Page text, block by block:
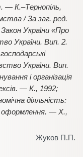
— К.–Тернопіль,
/ За заг. ред.
України «Про
України. Вип. 2.
України. Вип.
і організація
— К., 1992;
діяльність:
оформлення. — Х.,
Жуков П.П.